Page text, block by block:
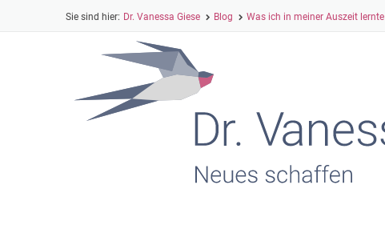
Dr. Vanessa Giese Blog Was ich in meiner Auszeit lernte